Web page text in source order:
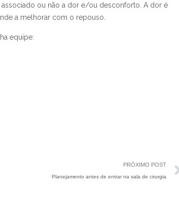
ou não a dor e/ou desconforto. A dor é
a melhorar com o repouso.
equipe:
PRÓXIMO POST
Planejamento antes de entrar na sala de cirurgia